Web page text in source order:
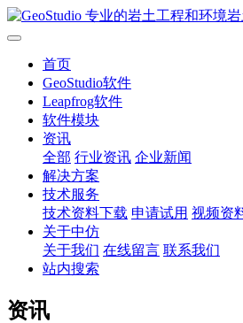
首页
GeoStudio软件
Leapfrog软件
软件模块
资讯
全部 行业资讯 企业新闻
解决方案
技术服务
技术资料下载 申请试用 视频资
关于中仿
关于我们 在线留言 联系我们
站内搜索
资讯